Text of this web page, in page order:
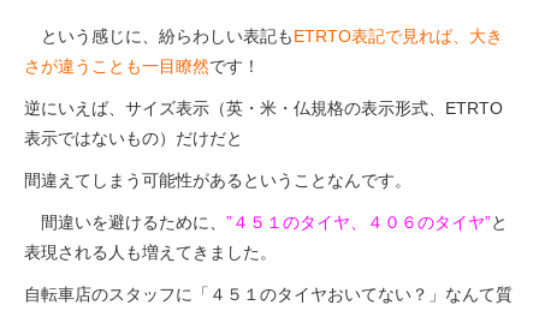
という感じに、紛らわしい表記もETRTO表記で見れば、大き
さが違うことも一目瞭然です！
逆にいえば、サイズ表示（英・米・仏規格の表示形式、ETRTO
表示ではないもの）だけだと
間違えてしまう可能性があるということなんです。
間違いを避けるために、 ”４５１のタイヤ、４０６のタイヤ”と
表現される人も増えてきました。
自転車店のスタッフに「４５１のタイヤおいてない？」なんて質